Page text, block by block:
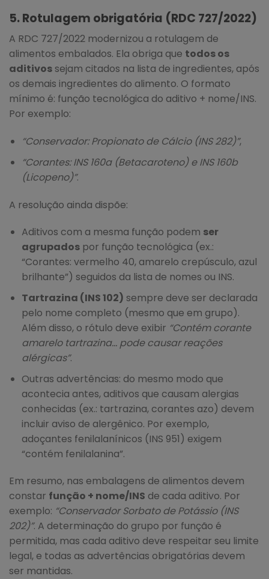
5. Rotulagem obrigatória (RDC 727/2022)
A RDC 727/2022 modernizou a rotulagem de
alimentos embalados. Ela obriga que todos os
aditivos sejam citados na lista de ingredientes, após
os demais ingredientes do alimento. O formato
mínimo é: função tecnológica do aditivo + nome/INS.
Por exemplo:
“Conservador: Propionato de Cálcio (INS 282)”,
“Corantes: INS 160a (Betacaroteno) e INS 160b
(Licopeno)”.
A resolução ainda dispõe:
Aditivos com a mesma função podem ser
agrupadospor função tecnológica (ex.:
“Corantes: vermelho 40, amarelo crepúsculo, azul
brilhante”) seguidos da lista de nomes ou INS.
Tartrazina (INS 102) sempre deve ser declarada
pelo nome completo (mesmo que em grupo).
Além disso, o rótulo deve exibir “Contém corante
amarelo tartrazina… pode causar reações
alérgicas”.
Outras advertências: do mesmo modo que
acontecia antes, aditivos que causam alergias
conhecidas (ex.: tartrazina, corantes azo) devem
incluir aviso de alergênico. Por exemplo,
adoçantes fenilalanínicos (INS 951) exigem
“contém fenilalanina”.
Em resumo, nas embalagens de alimentos devem
constar função + nome/INS de cada aditivo. Por
exemplo: “Conservador Sorbato de Potássio (INS
202)”. A determinação do grupo por função é
permitida, mas cada aditivo deve respeitar seu limite
legal, e todas as advertências obrigatórias devem
ser mantidas.